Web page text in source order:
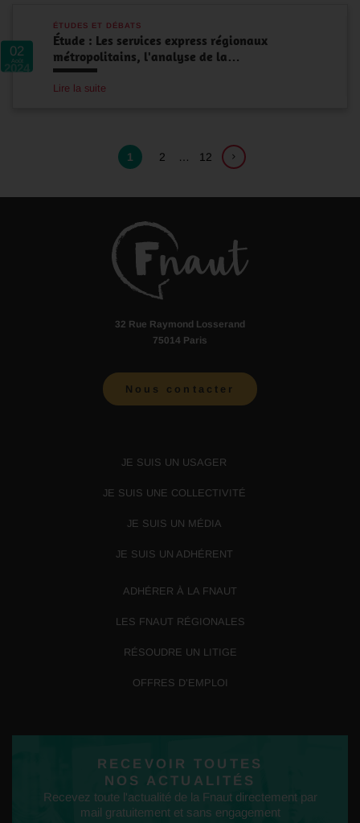
02
Août
2024
ÉTUDES ET DÉBATS
Étude : Les services express régionaux
métropolitains, l'analyse de la…
Lire la suite
1 2 … 12
32 Rue Raymond Losserand
75014 Paris
Nous contacter
JE SUIS UN USAGER
JE SUIS UNE COLLECTIVITÉ
JE SUIS UN MÉDIA
JE SUIS UN ADHÉRENT
ADHÉRER À LA FNAUT
LES FNAUT RÉGIONALES
RÉSOUDRE UN LITIGE
OFFRES D’EMPLOI
RECEVOIR TOUTES
NOS ACTUALITÉS
Recevez toute l'actualité de la Fnaut directement par
mail gratuitement et sans engagement